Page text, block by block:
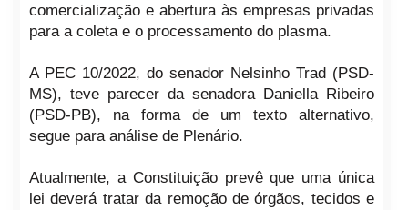
comercialização e abertura às empresas privadas
para a coleta e o processamento do plasma.
A PEC 10/2022, do senador Nelsinho Trad (PSD-
MS), teve parecer da senadora Daniella Ribeiro
(PSD-PB), na forma de um texto alternativo,
segue para análise de Plenário.
Atualmente, a Constituição prevê que uma única
lei deverá tratar da remoção de órgãos, tecidos e